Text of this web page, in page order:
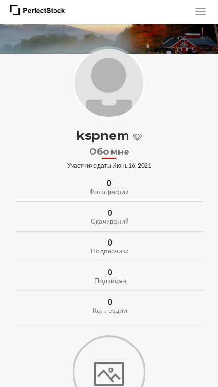
kspnem
Обо мне
Участник с даты Июнь 16, 2021
0
Фотографии
0
Скачиваний
0
Подписчики
0
Подписан
0
Коллекции